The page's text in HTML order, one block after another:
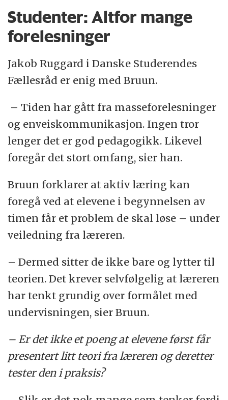
Studenter: Altfor mange
forelesninger
Jakob Ruggard i Danske Studerendes
Fællesråd er enig med Bruun.
– Tiden har gått fra masseforelesninger
og enveiskommunikasjon. Ingen tror
lenger det er god pedagogikk. Likevel
foregår det stort omfang, sier han.
Bruun forklarer at aktiv læring kan
foregå ved at elevene i begynnelsen av
timen får et problem de skal løse – under
veiledning fra læreren.
– Dermed sitter de ikke bare og lytter til
teorien. Det krever selvfølgelig at læreren
har tenkt grundig over formålet med
undervisningen, sier Bruun.
– Er det ikke et poeng at elevene først får
presentert litt teori fra læreren og deretter
tester den i praksis?